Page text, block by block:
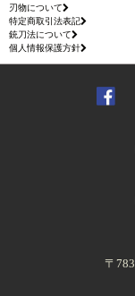
刃物について
特定商取引法表記
銃刀法について
個人情報保護方針
〒